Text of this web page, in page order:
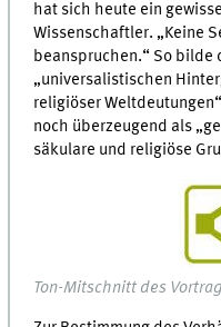
hat sich heute ein
Wissenschaftler. „Keine
beanspruchen.“ So bilde
„universalistischen
religiöser
noch überzeugend als
säkulare und religiöse
Ton-Mitschnitt des